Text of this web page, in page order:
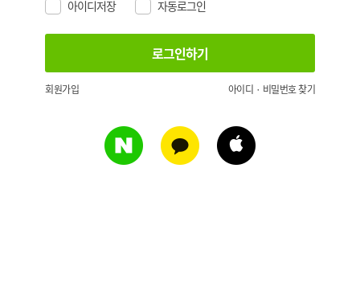
아이디저장 자동로그인
회원가입 아이디 · 비밀번호 찾기